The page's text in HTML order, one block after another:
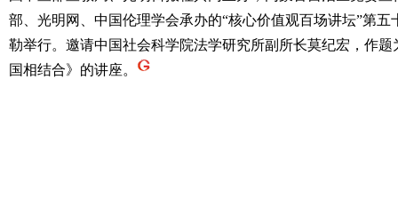
部、光明网、中国伦理学会承办的“核心价值观百场讲坛”第
勒举行。邀请中国社会科学院法学研究所副所长莫纪宏，作题
国相结合》的讲座。